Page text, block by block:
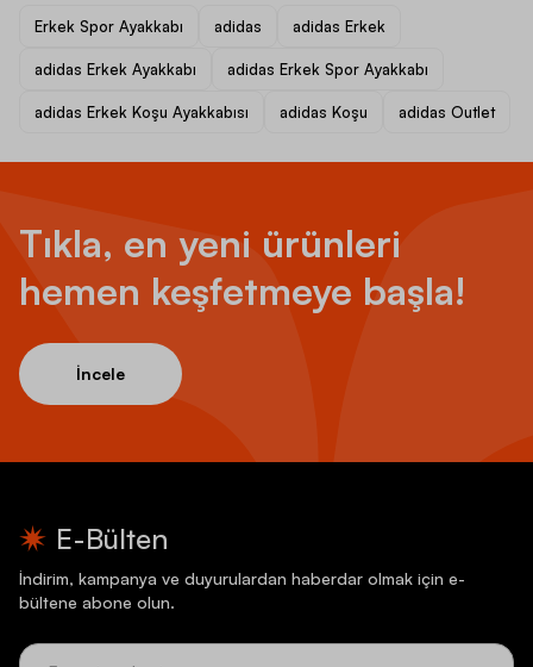
Erkek Spor Ayakkabı adidas adidas Erkek
adidas Erkek Ayakkabı adidas Erkek Spor Ayakkabı
adidas Erkek Koşu Ayakkabısı adidas Koşu adidas Outlet
Tıkla, en yeni ürünleri
hemen keşfetmeye başla!
İncele
E-Bülten
İndirim, kampanya ve duyurulardan haberdar olmak için e-
bültene abone olun.